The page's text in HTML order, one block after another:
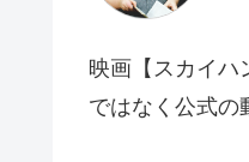
映画【スカイハ
ではなく公式の